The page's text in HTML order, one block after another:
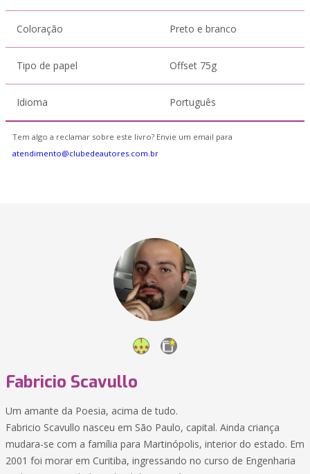
Coloração Preto e branco
Tipo de papel Offset 75g
Idioma Português
Tem algo a reclamar sobre este livro? Envie um email para
atendimento@clubedeautores.com.br
Fabricio Scavullo
Um amante da Poesia, acima de tudo.
Fabricio Scavullo nasceu em São Paulo, capital. Ainda criança
mudara-se com a família para Martinópolis, interior do estado. Em
2001 foi morar em Curitiba, ingressando no curso de Engenharia